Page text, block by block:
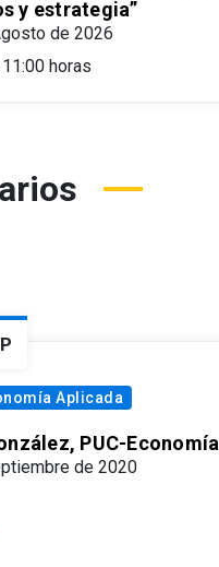
y estrategia”
de 2026
horas
Aplicada
PUC-Economía
de 2020